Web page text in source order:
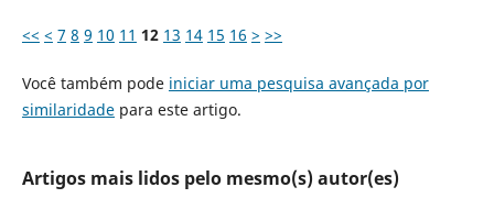
<< < 7 8 9 10 11 12 13 14 15 16 > >>
Você também pode iniciar uma pesquisa avançada por
similaridadepara este artigo.
Artigos mais lidos pelo mesmo(s) autor(es)